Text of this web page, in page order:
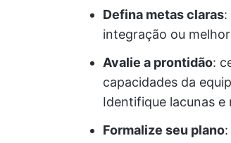
Defina metas claras:
integração ou
Avalie a prontidão:
capacidades da
Identifique lacunas
Formalize seu plano